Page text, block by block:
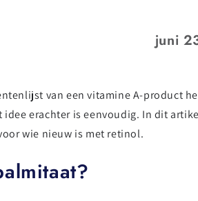
juni
van een vitamine A-product
erachter is eenvoudig. In dit
wie nieuw is met retinol.